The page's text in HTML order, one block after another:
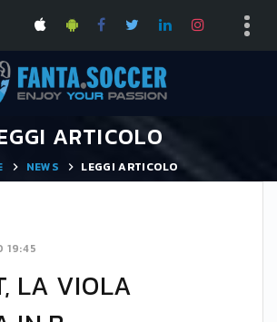
ARTICOLO
NEWS LEGGI ARTICOLO
LA VIOLA